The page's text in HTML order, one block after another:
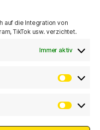
auf die Integration von
TikTok usw. verzichtet.
Immer aktiv
BREMEN